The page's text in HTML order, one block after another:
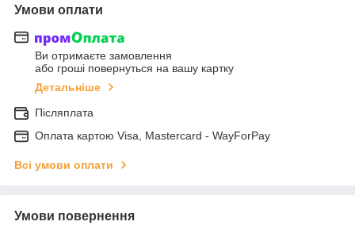
Умови оплати
Ви отримаєте замовлення
або гроші повернуться на вашу картку
Детальніше
Післяплата
Оплата картою Visa, Mastercard - WayForPay
Всі умови оплати
Умови повернення